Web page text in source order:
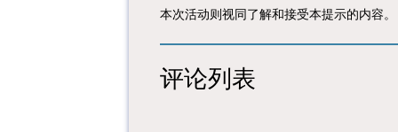
本次活动则视同了解和接受本提示的内容。
评论列表